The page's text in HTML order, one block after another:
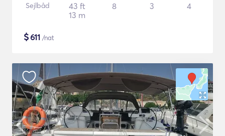
Sejlbåd
43 ft
13 m
8 3 4
$611 /nat